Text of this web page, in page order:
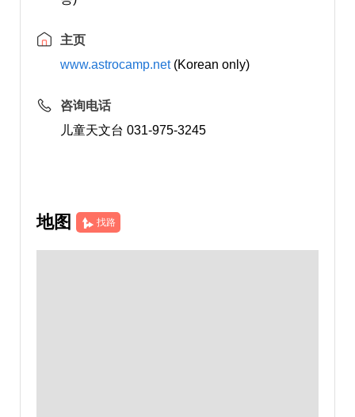
主页
www.astrocamp.net(Korean only)
咨询电话
儿童天文台 031-975-3245
地图 找路